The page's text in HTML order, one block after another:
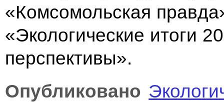
«Комсомольская
«Экологические итоги
перспективы».
Опубликовано